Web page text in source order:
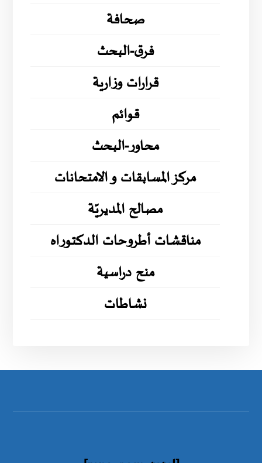
صحافة
فرق-البحث
قرارات وزارية
قوائم
محاور-البحث
مركز المسابقات و الامتحانات
مصالح المديريّة
مناقشات أطروحات الدكتوراه
منح دراسية
نشاطات